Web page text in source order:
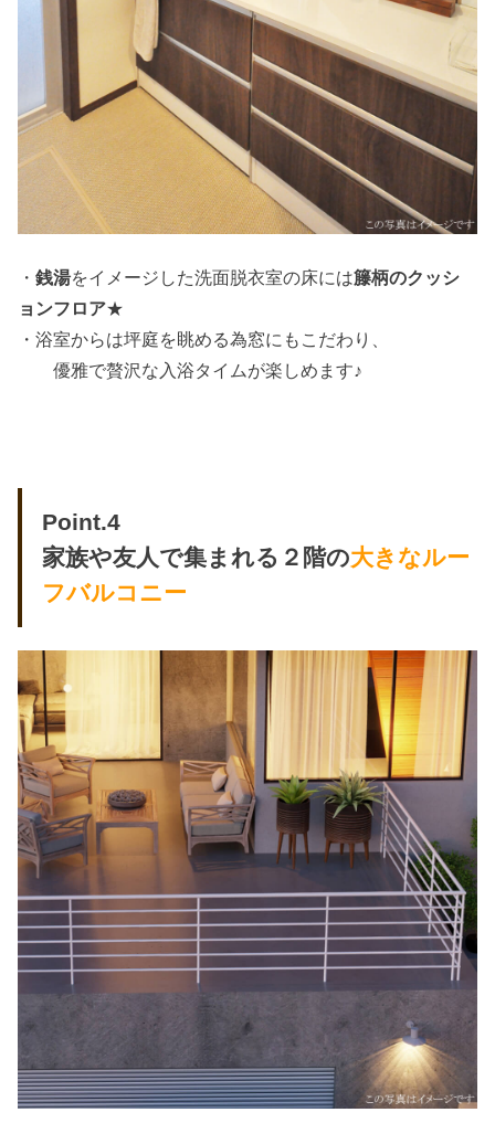
・銭湯をイメージした洗面脱衣室の床には籐柄のクッシ
ョンフロア★
・浴室からは坪庭を眺める為窓にもこだわり、
優雅で贅沢な入浴タイムが楽しめます♪
Point.4
家族や友人で集まれる２階の大きなルー
フバルコニー